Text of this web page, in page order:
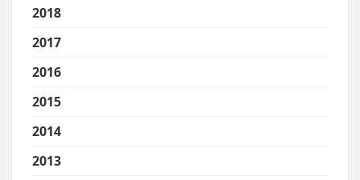
2018
2017
2016
2015
2014
2013